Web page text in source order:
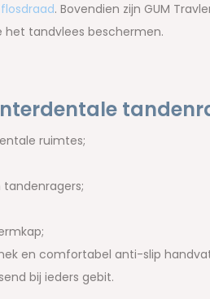
flosdraad. Bovendien zijn GUM
tandvlees beschermen.
ruimtes;
en comfortabel anti-slip
bij ieders gebit.